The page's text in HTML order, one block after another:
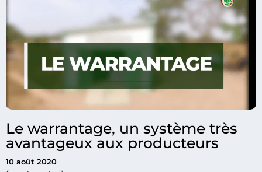
Le warrantage, un système très
avantageux aux producteurs
10 août 2020